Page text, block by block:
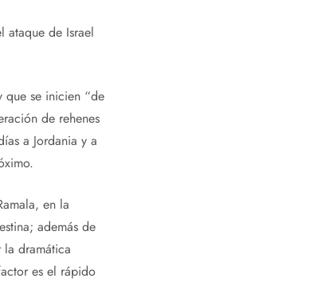
ataque de Israel
que se inicien “de
de rehenes
a Jordania y a
en la
además de
dramática
es el rápido